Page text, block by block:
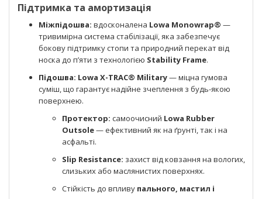
Підтримка та амортизація
Міжпідошва: вдосконалена Lowa Monowrap® —
тривимірна система стабілізації, яка забезпечує
бокову підтримку стопи та природний перекат від
носка до п’яти з технологією Stability Frame.
Підошва: Lowa X-TRAC® Military— міцна гумова
суміш, що гарантує надійне зчеплення з будь-якою
поверхнею.
Протектор: самоочисний Lowa Rubber
Outsole— ефективний як на ґрунті, так і на
асфальті.
Slip Resistance: захист від ковзання на вологих,
слизьких або маслянистих поверхнях.
Стійкість до впливу пального, мастил і